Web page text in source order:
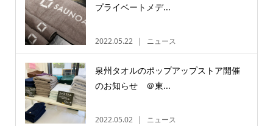
プライベートメデ...
2022.05.22 ニュース
泉州タオルのポップアップストア開催
のお知らせ ＠東...
2022.05.02 ニュース